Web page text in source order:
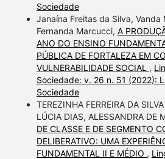
Sociedade
Janaína Freitas da Silva, Vanda
Fernanda Marcucci, A
ANO DO ENSINO
PÚBLICA DE FORTALEZA EM
VULNERABILIDADE SOCIAL ,
Sociedade: v. 26 n. 51 (2022):
Sociedade
TEREZINHA FERREIRA DA
LÚCIA DIAS, ALESSANDRA DE
DE CLASSE E DE SEGMENTO
DELIBERATIVO: UMA
FUNDAMENTAL II E MÉDIO ,